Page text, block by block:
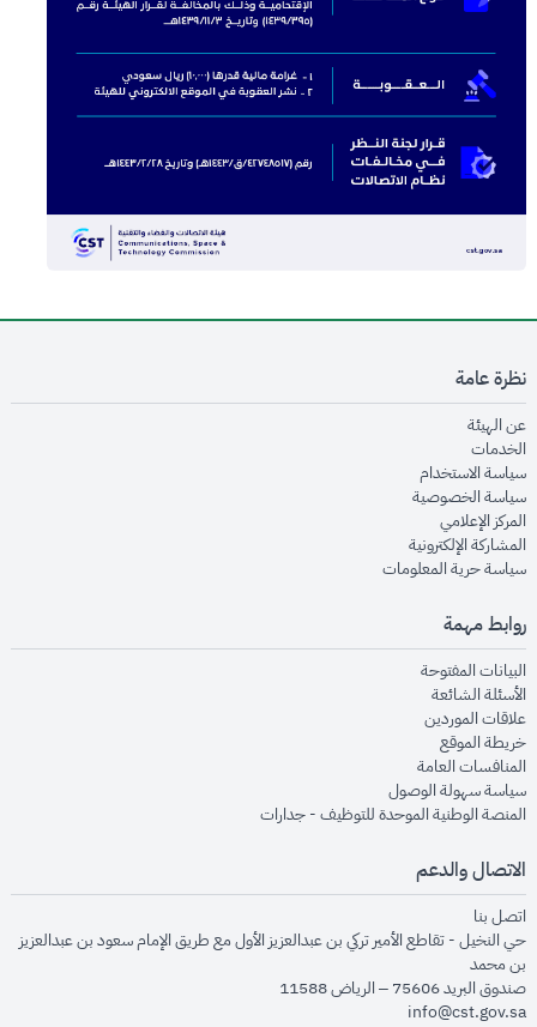
نظرة عامة
عن الهيئةopens in new window
الخدماتopens in new window
سياسة الاستخدام
سياسة الخصوصيةopens in new window
المركز الإعلاميopens in new window
المشاركة الإلكترونيةopens in new window
سياسة حرية المعلوماتopens in new window
روابط مهمة
البيانات المفتوحةopens in new window
الأسئلة الشائعةopens in new window
علاقات الموردينopens in new window
خريطة الموقعopens in new window
المنافسات العامةopens in new window
سياسة سهولة الوصولopens in new window
المنصة الوطنية الموحدة للتوظيف - جداراتopens in new window
الاتصال والدعم
اتصل بنا
حي النخيل - تقاطع الأمير تركي بن عبدالعزيز الأول مع طريق الإمام سعود بن عبدالعزيز
بن محمد
صندوق البريد 75606 – الرياض 11588
info@cst.gov.sa